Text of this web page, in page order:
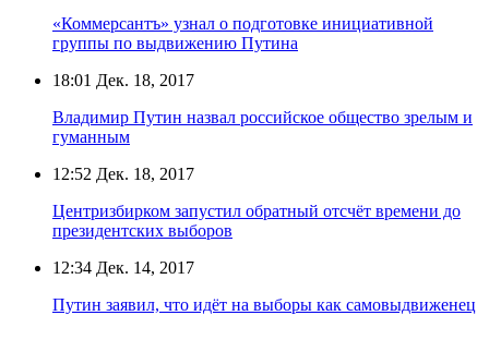
«Коммерсантъ» узнал о подготовке инициативной
группы по выдвижению Путина
18:01 Дек. 18, 2017
Владимир Путин назвал российское общество зрелым и
гуманным
12:52 Дек. 18, 2017
Центризбирком запустил обратный отсчёт времени до
президентских выборов
12:34 Дек. 14, 2017
Путин заявил, что идёт на выборы как самовыдвиженец